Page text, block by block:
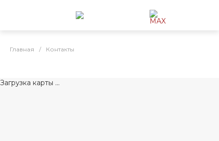
Главная / Контакты
Загрузка карты ...